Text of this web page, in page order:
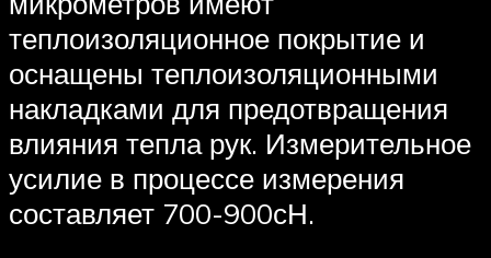
теплоизоляционное покрытие и
оснащены теплоизоляционными
накладками для предотвращения
влияния тепла рук. Измерительное
усилие в процессе измерения
составляет 700-900сН.